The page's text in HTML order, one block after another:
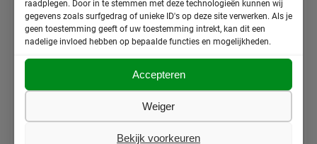
raadplegen. Door in te stemmen met deze technologieën kunnen wij
gegevens zoals surfgedrag of unieke ID's op deze site verwerken. Als je
geen toestemming geeft of uw toestemming intrekt, kan dit een
nadelige invloed hebben op bepaalde functies en mogelijkheden.
Accepteren
Weiger
Bekijk voorkeuren